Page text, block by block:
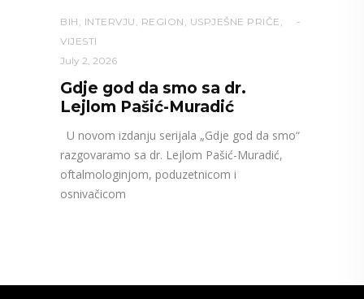
BIH INTERVJU REGION USPJEŠNE PRIČE
VIJESTI
July 2, 2026
Gdje god da smo sa dr.
Lejlom Pašić-Muradić
U novom izdanju serijala „Gdje god da smo“
razgovaramo sa dr. Lejlom Pašić-Muradić,
oftalmologinjom, poduzetnicom i
osnivačicom